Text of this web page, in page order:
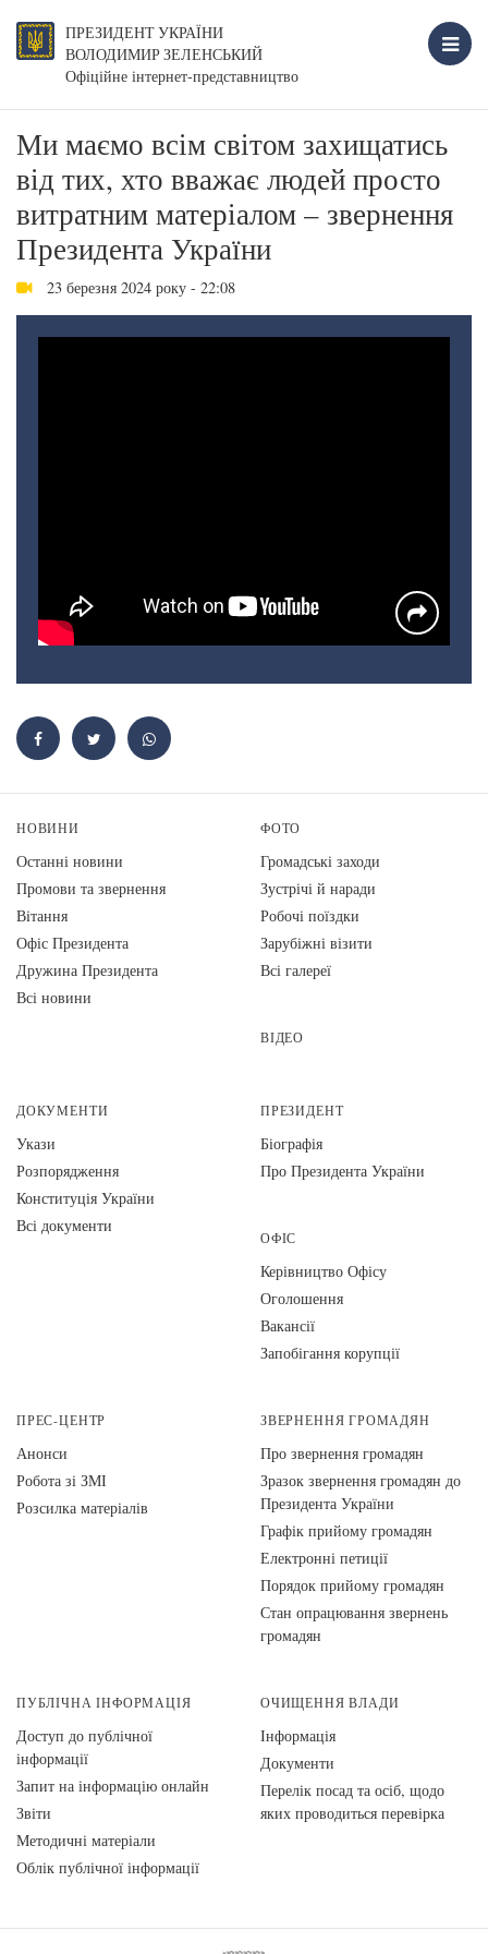
ПРЕЗИДЕНТ УКРАЇНИ
ВОЛОДИМИР ЗЕЛЕНСЬКИЙ
Офіційне інтернет-представництво
Ми маємо всім світом захищатись
від тих, хто вважає людей просто
витратним матеріалом – звернення
Президента України
23 березня 2024 року - 22:08
НОВИНИ
Останні новини
Промови та звернення
Вiтання
Офіс Президента
Дружина Президента
Всі новини
ФОТО
Громадські заходи
Зустрічі й наради
Робочі поїздки
Зарубіжні візити
Всі галереї
ВІДЕО
ДОКУМЕНТИ
Укази
Розпорядження
Конституція України
Всі документи
ПРЕЗИДЕНТ
Біографія
Про Президента України
ОФІС
Керівництво Офісу
Оголошення
Вакансії
Запобігання корупції
ПРЕС-ЦЕНТР
Анонси
Робота зі ЗМІ
Розсилка матеріалів
ЗВЕРНЕННЯ ГРОМАДЯН
Про звернення громадян
Зразок звернення громадян до
Президента України
Графік прийому громадян
Електронні петиції
Порядок прийому громадян
Стан опрацювання звернень
громадян
ПУБЛІЧНА ІНФОРМАЦІЯ
Доступ до публічної
інформації
Запит на інформацію онлайн
Звіти
Методичні матеріали
Облік публічної інформації
ОЧИЩЕННЯ ВЛАДИ
Інформація
Документи
Перелік посад та осіб, щодо
яких проводиться перевірка